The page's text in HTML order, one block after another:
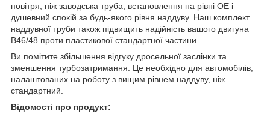
повітря, ніж заводська труба, встановлення на рівні OE і
душевний спокій за будь-якого рівня наддуву. Наш комплект
наддувної труби також підвищить надійність вашого двигуна
B46/48 проти пластикової стандартної частини.
Ви помітите збільшення відгуку дросельної заслінки та
зменшення турбозатримання. Це необхідно для автомобілів,
налаштованих на роботу з вищим рівнем наддуву, ніж
стандартний.
Відомості про продукт: